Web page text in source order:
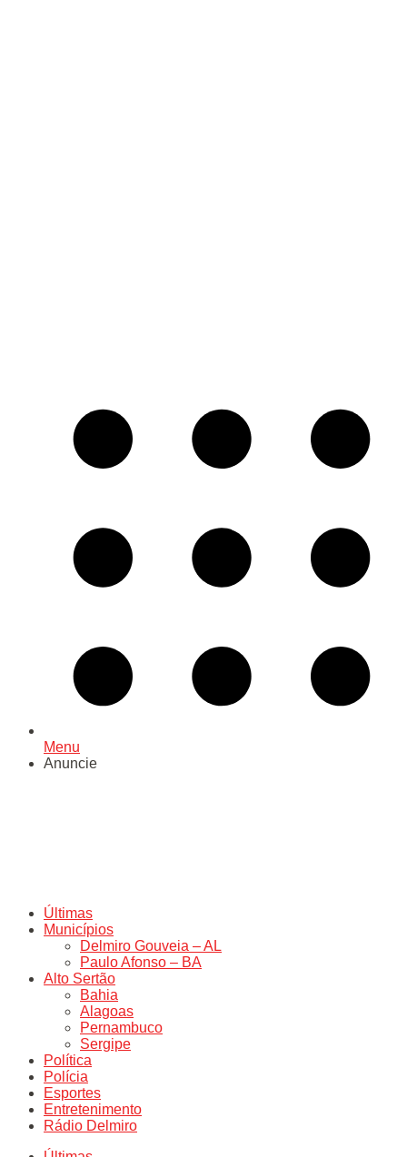
Menu
Anuncie
Últimas
Municípios
Delmiro Gouveia – AL
Paulo Afonso – BA
Alto Sertão
Bahia
Alagoas
Pernambuco
Sergipe
Política
Polícia
Esportes
Entretenimento
Rádio Delmiro